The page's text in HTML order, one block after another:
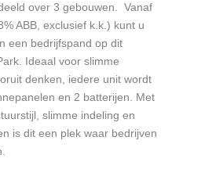
over 3 gebouwen. Vanaf
ABB, exclusief k.k.) kunt u
een bedrijfspand op dit
Ideaal voor slimme
denken, iedere unit wordt
en 2 batterijen. Met
slimme indeling en
is dit een plek waar bedrijven